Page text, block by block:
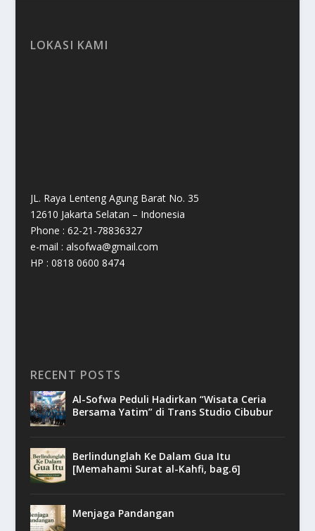
LOKASI KAMI
JL. Raya Lenteng Agung Barat No. 35
12610 Jakarta Selatan – Indonesia
Phone : 62-21-78836327
e-mail : alsofwa@gmail.com
HP : 0818 0600 8474
RECENT POSTS
Al-Sofwa Peduli Hadirkan “Wisata Ceria
Bersama Yatim” di Trans Studio Cibubur
Berlindunglah Ke Dalam Gua Itu
[Memahami Surat al-Kahfi, bag.6]
Menjaga Pandangan